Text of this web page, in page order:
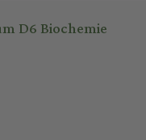
D6 Biochemie